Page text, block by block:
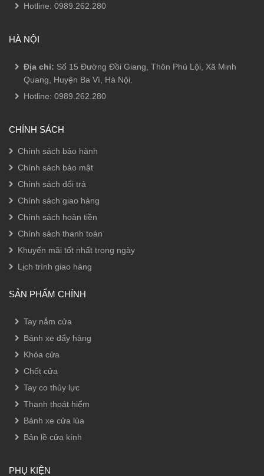
Hotline: 0989.262.280
HÀ NỘI
Địa chỉ: Số 15 Đường Đồi Giang, Thôn Phú Lội, Xã Minh
Quang, Huyện Ba Vì, Hà Nội.
Hotline: 0989.262.280
CHÍNH SÁCH
Chính sách bảo hành
Chính sách bảo mật
Chính sách đổi trả
Chính sách giao hàng
Chính sách hoàn tiền
Chính sách thanh toán
Khuyến mãi tốt nhất trong ngày
Lịch trình giao hàng
SẢN PHẨM CHÍNH
Tay nắm cửa
Bánh xe đẩy hàng
Khóa cửa
Chốt cửa
Tay co thủy lực
Thanh thoát hiểm
Bánh xe cửa lùa
Bản lề cửa kính
PHỤ KIỆN